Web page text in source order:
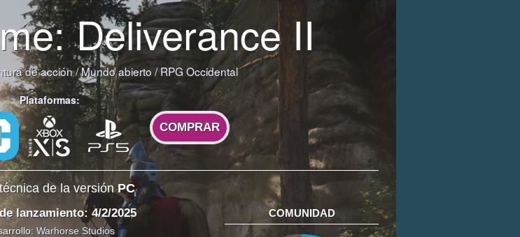
Deliverance II
de acción/Mundo abierto /RPG Occidental
Plataformas:
COMPRAR
de la versiónPC
lanzamiento: 4/2/2025
Warhorse Studios
COMUNIDAD